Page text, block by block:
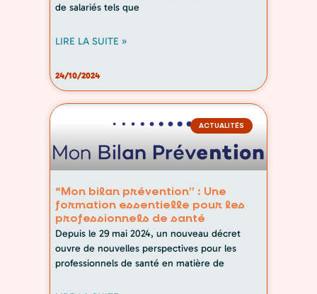
de salariés tels que
LIRE LA SUITE »
24/10/2024
ACTUALITÉS
“Mon bilan prévention” : Une
formation essentielle pour les
professionnels de santé
Depuis le 29 mai 2024, un nouveau décret
ouvre de nouvelles perspectives pour les
professionnels de santé en matière de